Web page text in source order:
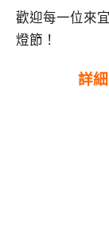
歡迎每一位來
燈節！
詳